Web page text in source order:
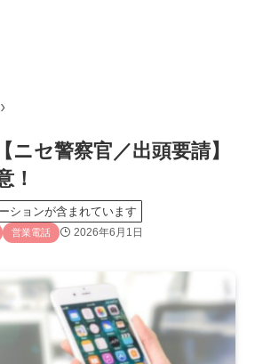
ニセ警察官／出頭要請】
！
ションが含まれています
営業電話 2026年6月1日